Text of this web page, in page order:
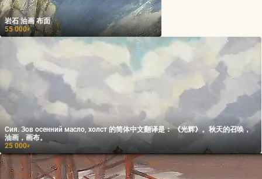
岩石 油画 布面
55 000₽
Сия. Зов осенний масло, холст 的简体中文翻译是： 《光辉》。秋天的召唤，
油画，画布。
25 000₽